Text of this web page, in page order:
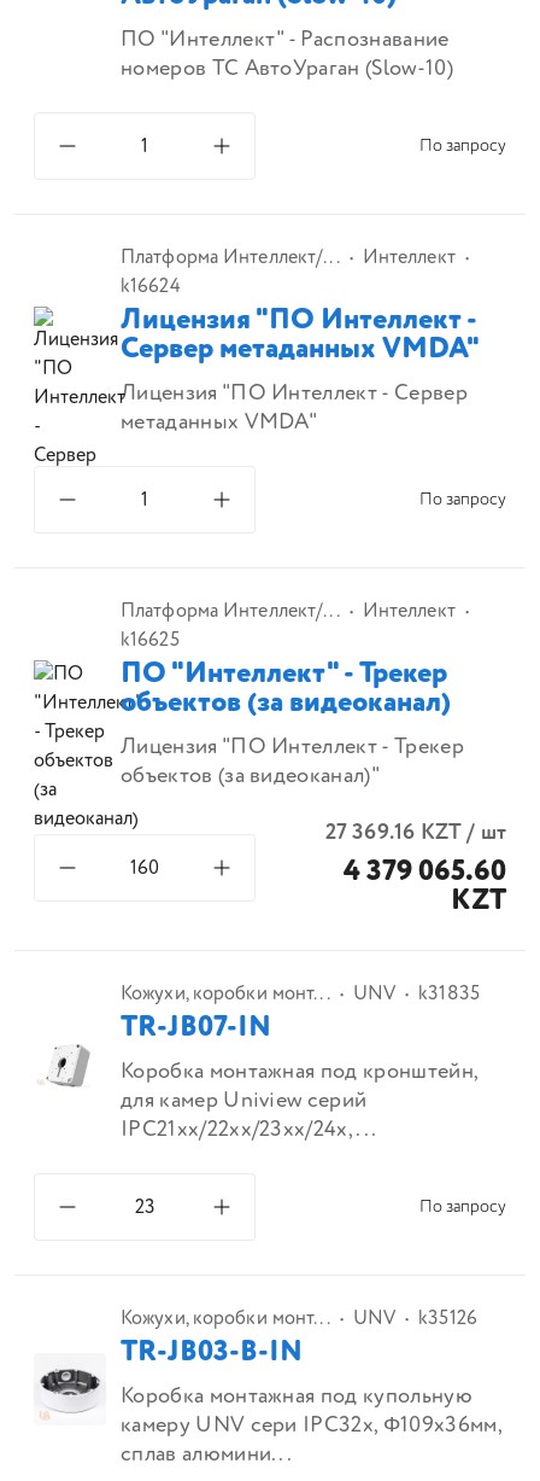
ПО "Интеллект" - Распознавание
номеров ТС АвтоУраган (Slow-10)
По запросу
Платформа Интеллект/...
Интеллект
k16624
Лицензия "ПО Интеллект -
Сервер метаданных VMDA"
Лицензия "ПО Интеллект - Сервер
метаданных VMDA"
По запросу
Платформа Интеллект/...
Интеллект
k16625
ПО "Интеллект" - Трекер
объектов (за видеоканал)
Лицензия "ПО Интеллект - Трекер
объектов (за видеоканал)"
27 369.16 KZT/ шт
4 379 065.60
KZT
Кожухи, коробки монт... UNV k31835
TR-JB07-IN
Коробка монтажная под кронштейн,
для камер Uniview серий
IPC21xx/22xx/23xx/24x, ...
По запросу
Кожухи, коробки монт... UNV k35126
TR-JB03-B-IN
Коробка монтажная под купольную
камеру UNV сери IPC32x, Φ109x36мм,
сплав алюмини...